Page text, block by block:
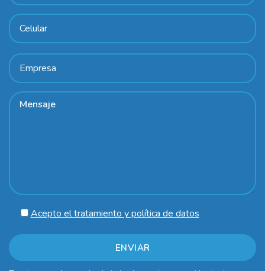
Acepto el tratamiento y política de datos